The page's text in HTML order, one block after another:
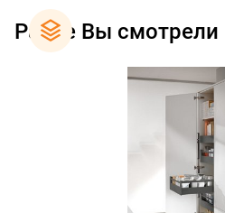
Ранее Вы смотрели